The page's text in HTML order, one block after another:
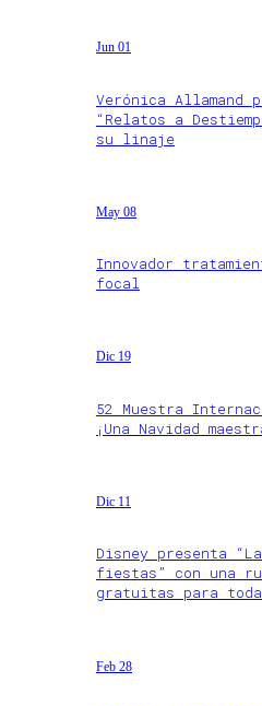
Jun 01
Verónica Allamand
“Relatos a
su linaje
May 08
Innovador
focal
Dic 19
52 Muestra
¡Una Navidad
Dic 11
Disney presenta
fiestas” con una
gratuitas para
Feb 28